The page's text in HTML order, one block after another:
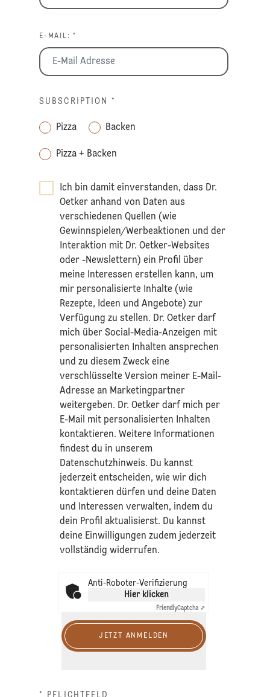
E-MAIL: *
SUBSCRIPTION *
Pizza Backen
Pizza + Backen
Ich bin damit einverstanden, dass Dr.
Oetker anhand von Daten aus
verschiedenen Quellen (wie
Gewinnspielen/Werbeaktionen und der
Interaktion mit Dr. Oetker-Websites
oder -Newslettern) ein Profil über
meine Interessen erstellen kann, um
mir personalisierte Inhalte (wie
Rezepte, Ideen und Angebote) zur
Verfügung zu stellen. Dr. Oetker darf
mich über Social-Media-Anzeigen mit
personalisierten Inhalten ansprechen
und zu diesem Zweck eine
verschlüsselte Version meiner E-Mail-
Adresse an Marketingpartner
weitergeben. Dr. Oetker darf mich per
E-Mail mit personalisierten Inhalten
kontaktieren. Weitere Informationen
findest du in unserem
Datenschutzhinweis. Du kannst
jederzeit entscheiden, wie wir dich
kontaktieren dürfen und deine Daten
und Interessen verwalten, indem du
dein Profil aktualisierst. Du kannst
deine Einwilligungen zudem jederzeit
vollständig widerrufen.
Anti-Roboter-Verifizierung
Hier klicken
FriendlyCaptcha ⇗
JETZT ANMELDEN
* PFLICHTFELD